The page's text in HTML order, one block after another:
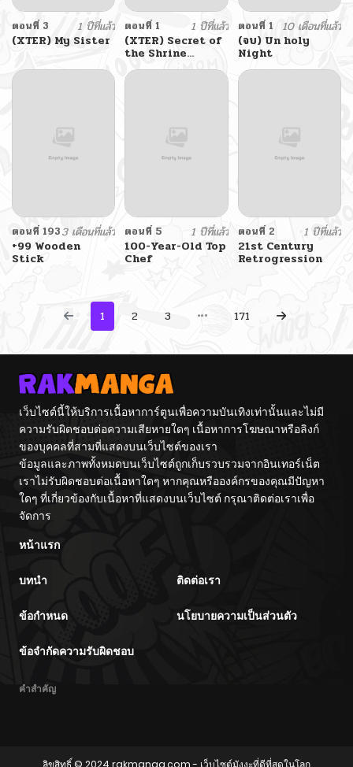
ตอนที่ 3
1 ปีที่แล้ว
(XTER) My Sister
ตอนที่ 1
1 ปีที่แล้ว
(XTER) Secret of
the Shrine
Maiden
ตอนที่ 1
10 เดือนที่แล้ว
(จบ) Un holy
Night
ตอนที่ 1933 เดือนที่แล้ว
+99 Wooden
Stick
ตอนที่ 5
1 ปีที่แล้ว
100-Year-Old Top
Chef
ตอนที่ 2
1 ปีที่แล้ว
21st Century
Retrogression
1 2 3 171
เว็บไซต์นี้ให้บริการเนื้อหาการ์ตูนเพื่อความบันเทิงเท่านั้นและไม่มี
ความรับผิดชอบต่อความเสียหายใดๆ เนื้อหาการโฆษณาหรือลิงก์
ของบุคคลที่สามที่แสดงบนเว็บไซต์ของเรา
ข้อมูลและภาพทั้งหมดบนเว็บไซต์ถูกเก็บรวบรวมจากอินเทอร์เน็ต
เราไม่รับผิดชอบต่อเนื้อหาใดๆ หากคุณหรือองค์กรของคุณมีปัญหา
ใดๆ ที่เกี่ยวข้องกับเนื้อหาที่แสดงบนเว็บไซต์ กรุณาติดต่อเราเพื่อ
จัดการ
หน้าแรก
บทนำ ติดต่อเรา
ข้อกำหนด นโยบายความเป็นส่วนตัว
ข้อจำกัดความรับผิดชอบ
คำสำคัญ
ลิขสิทธิ์ © 2024 rakmanga.com- เว็บไซต์มังงะที่ดีที่สุดในโลก